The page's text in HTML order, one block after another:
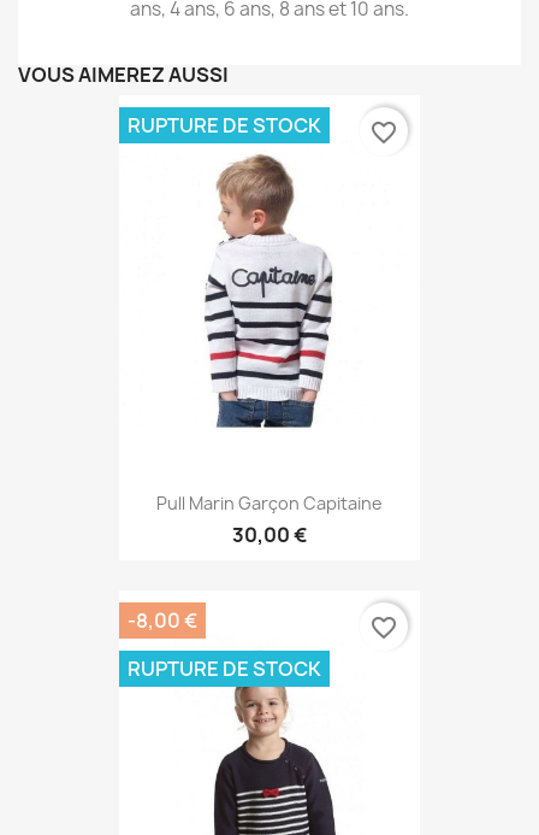
ans, 4 ans, 6 ans, 8 ans et 10 ans.
VOUS AIMEREZ AUSSI
Pull Marin Garçon Capitaine
30,00 €
RUPTURE DE STOCK favorite_border
-8,00 €
RUPTURE DE STOCK
favorite_border